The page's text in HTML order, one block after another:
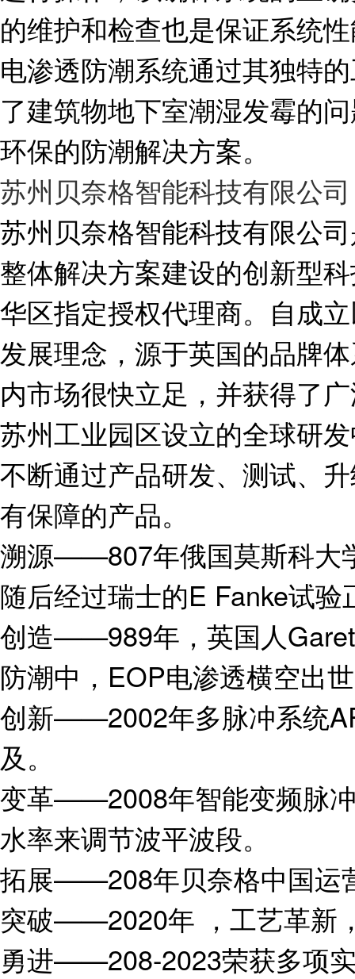
的维护和检查也是保证系统
电渗透防潮系统通过其独特
了建筑物地下室潮湿发霉的
环保的防潮解决方案。
苏州贝奈格智能科技有限公司
苏州贝奈格智能科技有限公
整体解决方案建设的创新型
华区指定授权代理商。自成
发展理念，源于英国的品牌
内市场很快立足，并获得了
苏州工业园区设立的全球研
不断通过产品研发、测试、
有保障的产品。
溯源——807年俄国莫斯科大
随后经过瑞士的E Fanke试
创造——989年，英国人
防潮中，EOP电渗透横空出
创新——2002年多脉冲系统
及。
变革——2008年智能变频脉
水率来调节波平波段。
拓展——208年贝奈格中国运
突破——2020年 ，工艺革新
勇进——208-2023荣获多项